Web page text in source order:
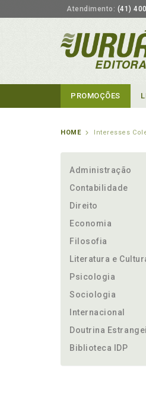
Atendimento: (41)
PROMOÇÕES
HOME Interesses
Administração
Contabilidade
Direito
Economia
Filosofia
Literatura e
Psicologia
Sociologia
Internacional
Doutrina
Biblioteca IDP